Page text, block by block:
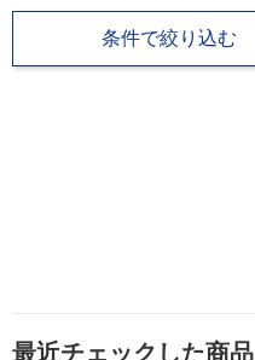
条件で絞り込む
最近チェックした商品